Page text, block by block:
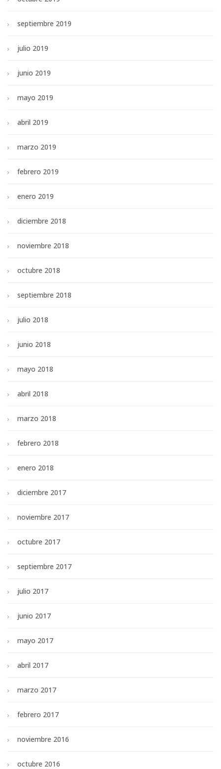
septiembre 2019
julio 2019
junio 2019
mayo 2019
abril 2019
marzo 2019
febrero 2019
enero 2019
diciembre 2018
noviembre 2018
octubre 2018
septiembre 2018
julio 2018
junio 2018
mayo 2018
abril 2018
marzo 2018
febrero 2018
enero 2018
diciembre 2017
noviembre 2017
octubre 2017
septiembre 2017
julio 2017
junio 2017
mayo 2017
abril 2017
marzo 2017
febrero 2017
noviembre 2016
octubre 2016